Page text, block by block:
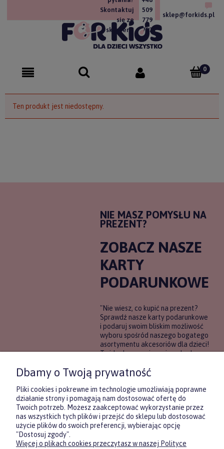
Skontaktuj
się ze
sklepem!
509
779
757
sklep@forkids.pl
Ten produkt jest niedostępny.
NIE MASZ POMYSŁU NA
PREZENT?
ZOBACZ NASZE
KARTY
PODARUNKOWE
"Nie wiesz, co kupić na prezent?
Sprawdź nasze karty podarunkowe
i podaruj swoim bliskim możliwość
wyboru spośród naszego bogatego
asortymentu akcesoriów dla dzieci!
To idealne rozwiązanie, gdy chcesz
pewności, co będzie najbardziej
trafione.
DOWIEDZ SIĘ WIĘCEJ
Dbamy o Twoją prywatność
Pliki cookies i pokrewne im technologie umożliwiają poprawne
działanie strony i pomagają nam dostosować ofertę do
Twoich potrzeb. Możesz zaakceptować wykorzystanie przez
nas wszystkich tych plików i przejść do sklepu lub dostosować
użycie plików do swoich preferencji, wybierając opcję
"Dostosuj zgody".
Więcej o plikach cookies przeczytasz w naszej Polityce